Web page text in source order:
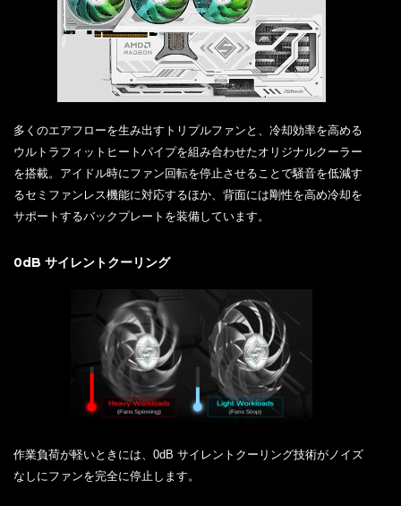
多くのエアフローを生み出すトリプルファンと、冷却効率を高める
ウルトラフィットヒートパイプを組み合わせたオリジナルクーラー
を搭載。アイドル時にファン回転を停止させることで騒音を低減す
るセミファンレス機能に対応するほか、背面には剛性を高め冷却を
サポートするバックプレートを装備しています。
0dB サイレントクーリング
作業負荷が軽いときには、0dB サイレントクーリング技術がノイズ
なしにファンを完全に停止します。